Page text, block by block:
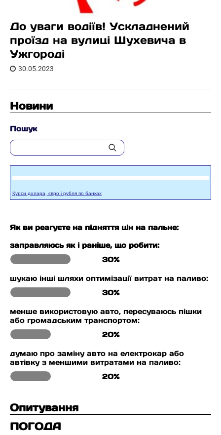
До уваги водіїв! Ускладнений
проїзд на вулиці Шухевича в
Ужгороді
30.05.2023
Новини
Пошук
Курси долара, євро і рубля по банках
Як ви реагуєте на підняття цін на пальне:
заправляюсь як і раніше, що робити:
30%
шукаю інші шляхи оптимізації витрат на паливо:
30%
менше використовую авто, пересуваюсь пішки
або громадським транспортом:
20%
думаю про заміну авто на електрокар або
автівку з меншими витратами на паливо:
20%
Опитування
ПОГОДА